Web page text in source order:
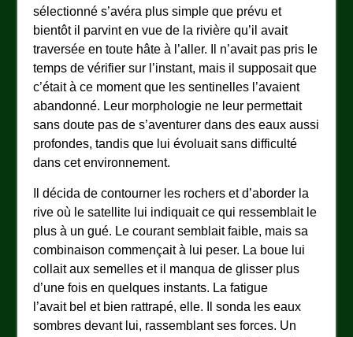
sélectionné s’avéra plus simple que prévu et
bientôt il parvint en vue de la rivière qu’il avait
traversée en toute hâte à l’aller. Il n’avait pas pris le
temps de vérifier sur l’instant, mais il supposait que
c’était à ce moment que les sentinelles l’avaient
abandonné. Leur morphologie ne leur permettait
sans doute pas de s’aventurer dans des eaux aussi
profondes, tandis que lui évoluait sans difficulté
dans cet environnement.
Il décida de contourner les rochers et d’aborder la
rive où le satellite lui indiquait ce qui ressemblait le
plus à un gué. Le courant semblait faible, mais sa
combinaison commençait à lui peser. La boue lui
collait aux semelles et il manqua de glisser plus
d’une fois en quelques instants. La fatigue
l’avait bel et bien rattrapé, elle. Il sonda les eaux
sombres devant lui, rassemblant ses forces. Un